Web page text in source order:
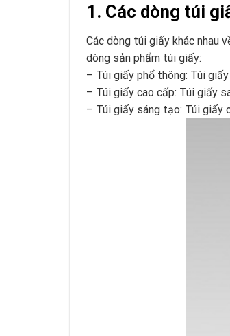
1. Các dòng túi
Các dòng túi giấy khác nhau
dòng sản phẩm túi giấy:
– Túi giấy phổ thông: Túi
– Túi giấy cao cấp: Túi giấy
– Túi giấy sáng tạo: Túi giấy